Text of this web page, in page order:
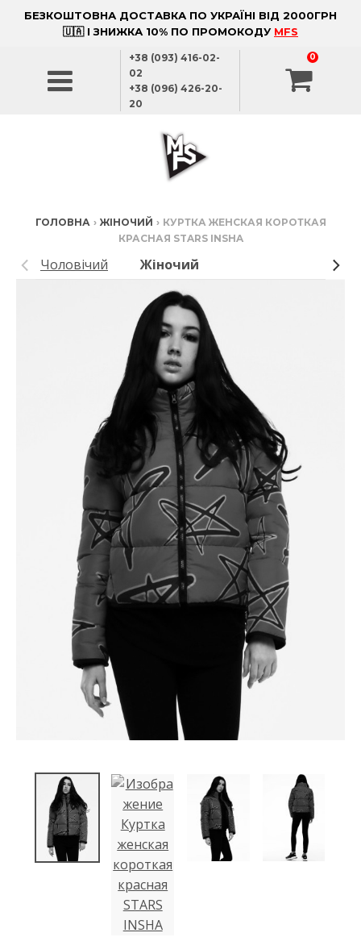
БЕЗКОШТОВНА ДОСТАВКА ПО УКРАЇНІ ВІД 2000ГРН
🇺🇦 І ЗНИЖКА 10% ПО ПРОМОКОДУ MFS
+38 (093) 416-02-
02
+38 (096) 426-20-
20
0
ГОЛОВНА › ЖІНОЧИЙ › КУРТКА ЖЕНСКАЯ КОРОТКАЯ
КРАСНАЯ STARS INSHA
Чоловічий Жіночий